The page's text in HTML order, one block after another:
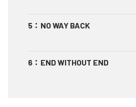
5 ： NO WAY BACK
6 ： END WITHOUT END